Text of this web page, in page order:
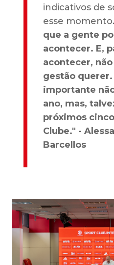
indicativos de
esse momento.
que a gente
acontecer. E,
acontecer,
gestão querer.
importante
ano, mas,
próximos
Clube." -
Barcellos